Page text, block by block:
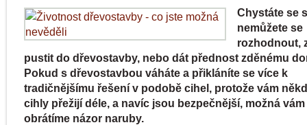
Chystáte se
nemůžete se
rozhodnout,
pustit do dřevostavby, nebo dát přednost zděnému
Pokud s dřevostavbou váháte a přikláníte se více k
tradičnějšímu řešení v podobě cihel, protože vám
cihly přežijí déle, a navíc jsou bezpečnější, možná
obrátíme názor naruby.